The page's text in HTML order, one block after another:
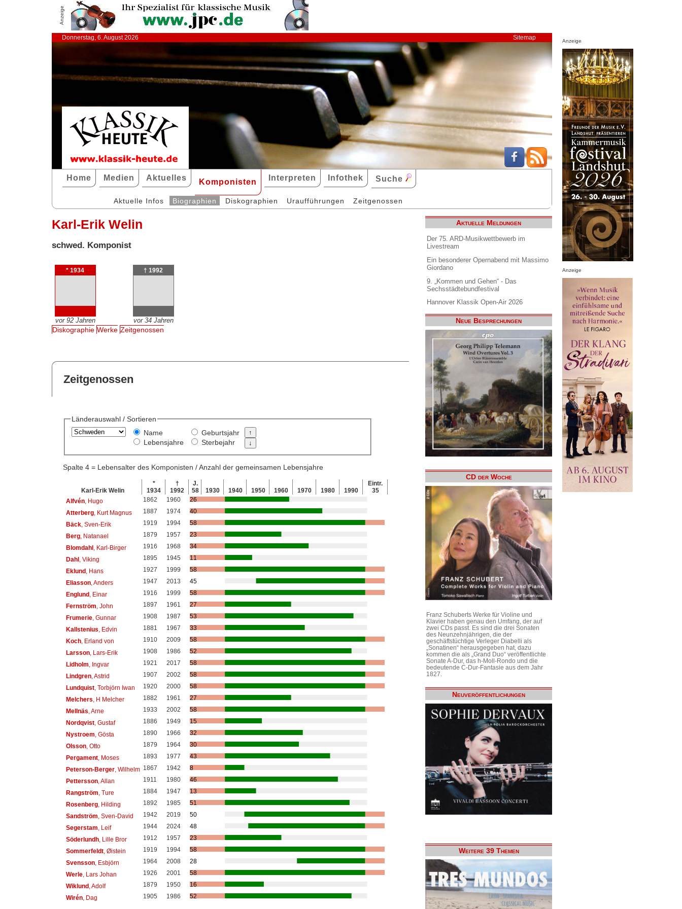
Anzeige
Donnerstag, 6. August 2026 Sitemap
Home Medien Aktuelles Komponisten Interpreten Infothek Suche
Aktuelle Infos Biographien Diskographien Uraufführungen Zeitgenossen
Karl-Erik Welin
schwed. Komponist
* 1934
vor 92 Jahren
† 1992
vor 34 Jahren
Diskographie Werke Zeitgenossen
Zeitgenossen
Länderauswahl / Sortieren
Name
Lebensjahre
Geburtsjahr
Sterbejahr
Spalte 4 = Lebensalter des Komponisten / Anzahl der gemeinsamen Lebensjahre
Karl-Erik Welin
*
1934
†
1992
J.
58
1930 1940 1950 1960 1970 1980 1990
Eintr.
35
Alfvén, Hugo 1862 1960
26
Atterberg, Kurt Magnus 1887 1974
40
Bäck, Sven-Erik 1919 1994
58
Berg, Natanael 1879 1957
23
Blomdahl, Karl-Birger 1916 1968
34
Dahl, Viking 1895 1945
11
Eklund, Hans 1927 1999
58
Eliasson, Anders 1947 2013
45
Englund, Einar 1916 1999
58
Fernström , John 1897 1961
27
Frumerie, Gunnar 1908 1987
53
Kallstenius , Edvin 1881 1967
33
Koch, Erland von 1910 2009
58
Larsson, Lars-Erik 1908 1986
52
Lidholm , Ingvar 1921 2017
58
Lindgren, Astrid 1907 2002
58
Lundquist, Torbjörn Iwan 1920 2000
58
Melchers , H Melcher 1882 1961
27
Mellnäs , Arne 1933 2002
58
Nordqvist, Gustaf 1886 1949
15
Nystroem , Gösta 1890 1966
32
Olsson, Otto 1879 1964
30
Pergament, Moses 1893 1977
43
Peterson-Berger, Wilhelm 1867 1942
8
Pettersson, Allan 1911 1980
46
Rangström , Ture 1884 1947
13
Rosenberg, Hilding 1892 1985
51
Sandström , Sven-David 1942 2019
50
Segerstam , Leif 1944 2024
48
Söderlundh, Lille Bror 1912 1957
23
Sommerfeldt, Øistein 1919 1994
58
Svensson, Esbjörn 1964 2008
28
Werle, Lars Johan 1926 2001
58
Wiklund, Adolf 1879 1950
16
Wirén, Dag 1905 1986 52
Aktuelle Meldungen
Der 75. ARD-Musikwettbewerb im
Livestream
Ein besonderer Opernabend mit Massimo
Giordano
9. „Kommen und Gehen“ - Das
Sechsstädtebundfestival
Hannover Klassik Open-Air 2026
Neue Besprechungen
CD der Woche
Franz Schuberts Werke für Violine und
Klavier haben genau den Umfang, der auf
zwei CDs passt. Es sind die drei Sonaten
des Neunzehnjährigen, die der
geschäftstüchtige Verleger Diabelli als
„Sonatinen“ herausgegeben hat, dazu
kommen die als „Grand Duo“ veröffentlichte
Sonate A-Dur, das h-Moll-Rondo und die
bedeutende C-Dur-Fantasie aus dem Jahr
1827.
Neuveröffentlichungen
Weitere 39 Themen
Anzeige
Anzeige